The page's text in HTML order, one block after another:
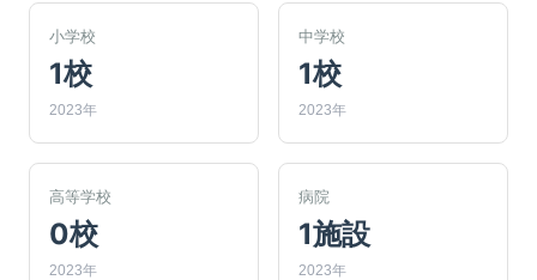
小学校
1校
2023年
中学校
1校
2023年
高等学校
0校
2023年
病院
1施設
2023年